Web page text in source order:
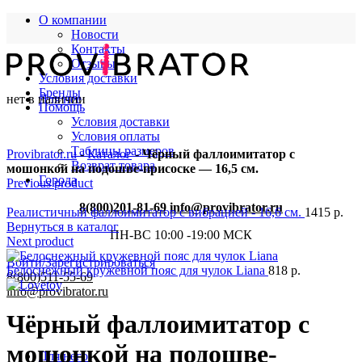
О компании
Новости
Контакты
Отзывы
Условия доставки
Бренды
Помощь
Условия доставки
Условия оплаты
Таблицы размеров
Возврат товара
Города
8(800)201-81-69 info@provibrator.ru
ПН-ВС 10:00 -19:00 МСК
Войти/Зарегистрироваться
8(800)511-55-69
info@provibrator.ru
Для нее
Для него
нет в наличии
Provibrator.ru-Каталог-Чёрный фаллоимитатор с
мошонкой на подошве-присоске — 16,5 см.
Previous product
Реалистичный фаллоимитатор с вибрацией - 16,6 см. 1415 р.
Вернуться в каталог
Next product
Белоснежный кружевной пояс для чулок Liana 818 р.
Чёрный фаллоимитатор с
мошонкой на подошве-